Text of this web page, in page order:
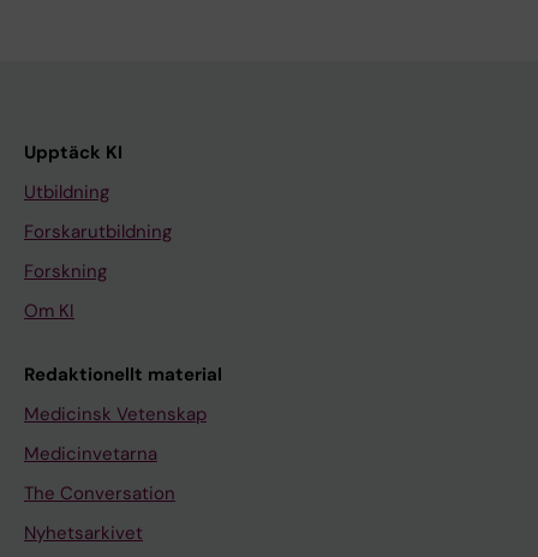
Upptäck KI
Utbildning
Forskarutbildning
Forskning
Om KI
Redaktionellt material
Medicinsk Vetenskap
Medicinvetarna
The Conversation
Nyhetsarkivet